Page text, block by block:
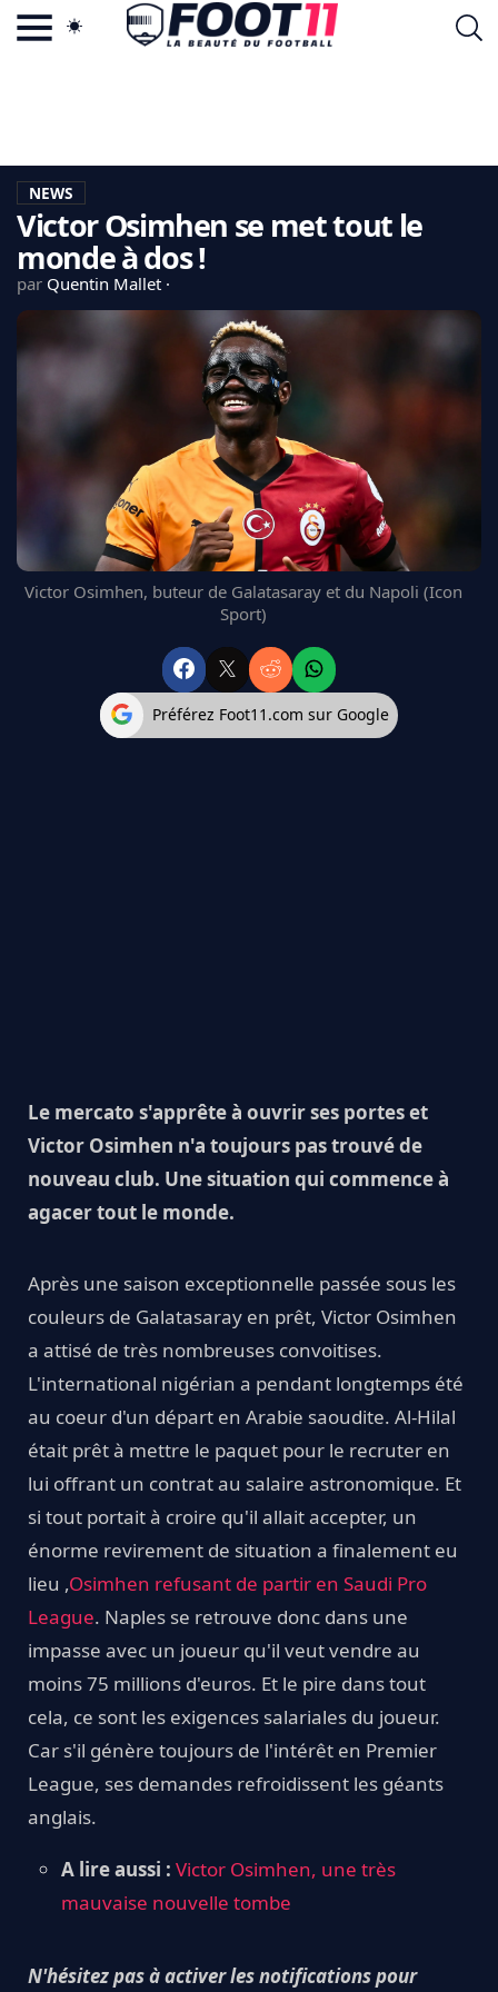
LA CHARTE
VIE PRIVÉE
CGU
CONTACTEZ-NOUS
MERCATO
REAL MADRID
FC BARCELONE
MANCHESTER UNITED
CHELSEA
ARSENAL
NEWS
Victor Osimhen se met tout le
monde à dos !
par Quentin Mallet
Victor Osimhen, buteur de Galatasaray et du Napoli (Icon
Sport)
Préférez Foot11.com sur Google
Le mercato s'apprête à ouvrir ses portes et
Victor Osimhen n'a toujours pas trouvé de
nouveau club. Une situation qui commence à
agacer tout le monde.
Après une saison exceptionnelle passée sous les
couleurs de Galatasaray en prêt, Victor Osimhen
a attisé de très nombreuses convoitises.
L'international nigérian a pendant longtemps été
au coeur d'un départ en Arabie saoudite. Al-Hilal
était prêt à mettre le paquet pour le recruter en
lui offrant un contrat au salaire astronomique. Et
si tout portait à croire qu'il allait accepter, un
énorme revirement de situation a finalement eu
lieu ,Osimhen refusant de partir en Saudi Pro
League. Naples se retrouve donc dans une
impasse avec un joueur qu'il veut vendre au
moins 75 millions d'euros. Et le pire dans tout
cela, ce sont les exigences salariales du joueur.
Car s'il génère toujours de l'intérêt en Premier
League, ses demandes refroidissent les géants
anglais.
A lire aussi : Victor Osimhen, une très
mauvaise nouvelle tombe
N'hésitez pas à activer les notifications pour